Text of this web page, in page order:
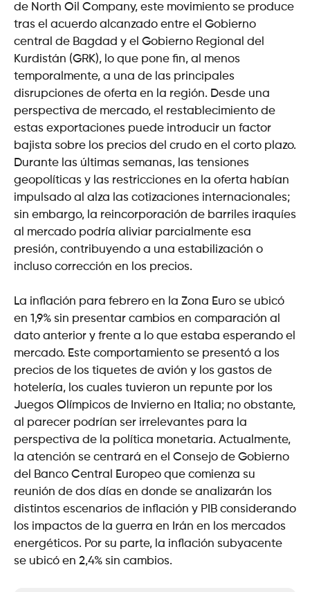
de North Oil Company, este movimiento se produce
tras el acuerdo alcanzado entre el Gobierno
central de Bagdad y el Gobierno Regional del
Kurdistán (GRK), lo que pone fin, al menos
temporalmente, a una de las principales
disrupciones de oferta en la región. Desde una
perspectiva de mercado, el restablecimiento de
estas exportaciones puede introducir un factor
bajista sobre los precios del crudo en el corto plazo.
Durante las últimas semanas, las tensiones
geopolíticas y las restricciones en la oferta habían
impulsado al alza las cotizaciones internacionales;
sin embargo, la reincorporación de barriles iraquíes
al mercado podría aliviar parcialmente esa
presión, contribuyendo a una estabilización o
incluso corrección en los precios.
La inflación para febrero en la Zona Euro se ubicó
en 1,9% sin presentar cambios en comparación al
dato anterior y frente a lo que estaba esperando el
mercado. Este comportamiento se presentó a los
precios de los tiquetes de avión y los gastos de
hotelería, los cuales tuvieron un repunte por los
Juegos Olímpicos de Invierno en Italia; no obstante,
al parecer podrían ser irrelevantes para la
perspectiva de la política monetaria. Actualmente,
la atención se centrará en el Consejo de Gobierno
del Banco Central Europeo que comienza su
reunión de dos días en donde se analizarán los
distintos escenarios de inflación y PIB considerando
los impactos de la guerra en Irán en los mercados
energéticos. Por su parte, la inflación subyacente
se ubicó en 2,4% sin cambios.